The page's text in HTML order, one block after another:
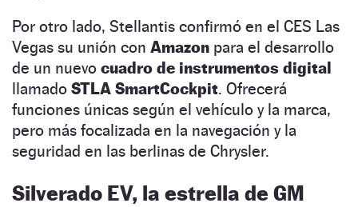
Por otro lado, Stellantis confirmó en el CES Las
Vegas su unión con Amazon para el desarrollo
de un nuevo cuadro de instrumentos digital
llamado STLA SmartCockpit. Ofrecerá
funciones únicas según el vehículo y la marca,
pero más focalizada en la navegación y la
seguridad en las berlinas de Chrysler.
Silverado EV, la estrella de GM